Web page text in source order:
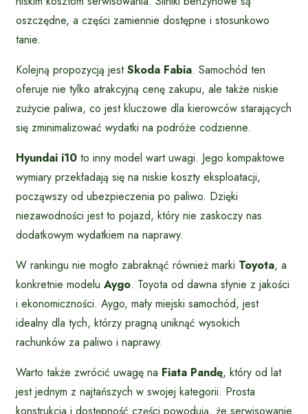
oszczędne, a części zamiennie dostępne i stosunkowo
tanie.
Kolejną propozycją jestSkoda Fabia. Samochód ten
oferuje nie tylko atrakcyjną cenę zakupu, ale także niskie
zużycie paliwa, co jest kluczowe dla kierowców starających
się zminimalizować wydatki na podróże codzienne.
Hyundai i10 to inny model wart uwagi. Jego kompaktowe
wymiary przekładają się na niskie koszty eksploatacji,
począwszy od ubezpieczenia po paliwo. Dzięki
niezawodności jest to pojazd, który nie zaskoczy nas
dodatkowym wydatkiem na naprawy.
W rankingu nie mogło zabraknąć również marki Toyota, a
konkretnie modelu Aygo. Toyota od dawna słynie z jakości
i ekonomiczności. Aygo, mały miejski samochód, jest
idealny dla tych, którzy pragną uniknąć wysokich
rachunków za paliwo i naprawy.
Warto także zwrócić uwagę na Fiata Pandę, który od lat
jest jednym z najtańszych w swojej kategorii. Prosta